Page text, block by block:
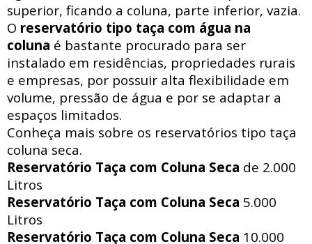
superior, ficando a coluna, parte inferior, vazia.
O reservatório tipo taça com água na
coluna é bastante procurado para ser
instalado em residências, propriedades rurais
e empresas, por possuir alta flexibilidade em
volume, pressão de água e por se adaptar a
espaços limitados.
Conheça mais sobre os reservatórios tipo taça
coluna seca.
Reservatório Taça com Coluna Seca de 2.000
Litros
Reservatório Taça com Coluna Seca 5.000
Litros
Reservatório Taça com Coluna Seca 10.000